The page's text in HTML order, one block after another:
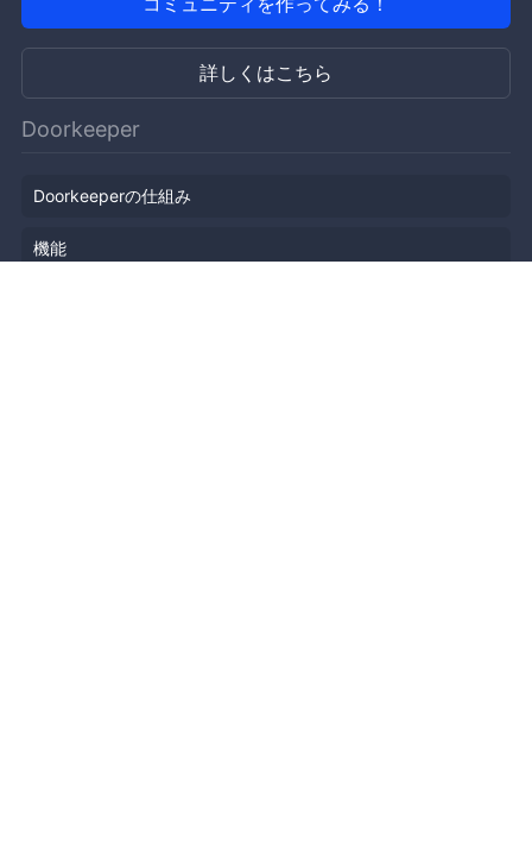
詳しくはこちら
Doorkeeper
Doorkeeperの仕組み
機能